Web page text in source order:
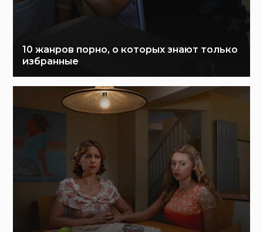
10 жанров порно, о которых знают только
избранные